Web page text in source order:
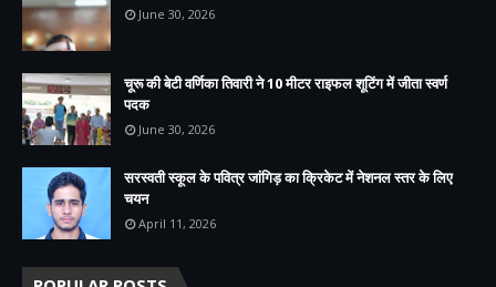
June 30, 2026
चूरू की बेटी वर्णिका तिवारी ने 10 मीटर राइफल शूटिंग में जीता स्वर्ण
पदक
June 30, 2026
सरस्वती स्कूल के पवित्र जांगिड़ का क्रिकेट में नेशनल स्तर के लिए
चयन
April 11, 2026